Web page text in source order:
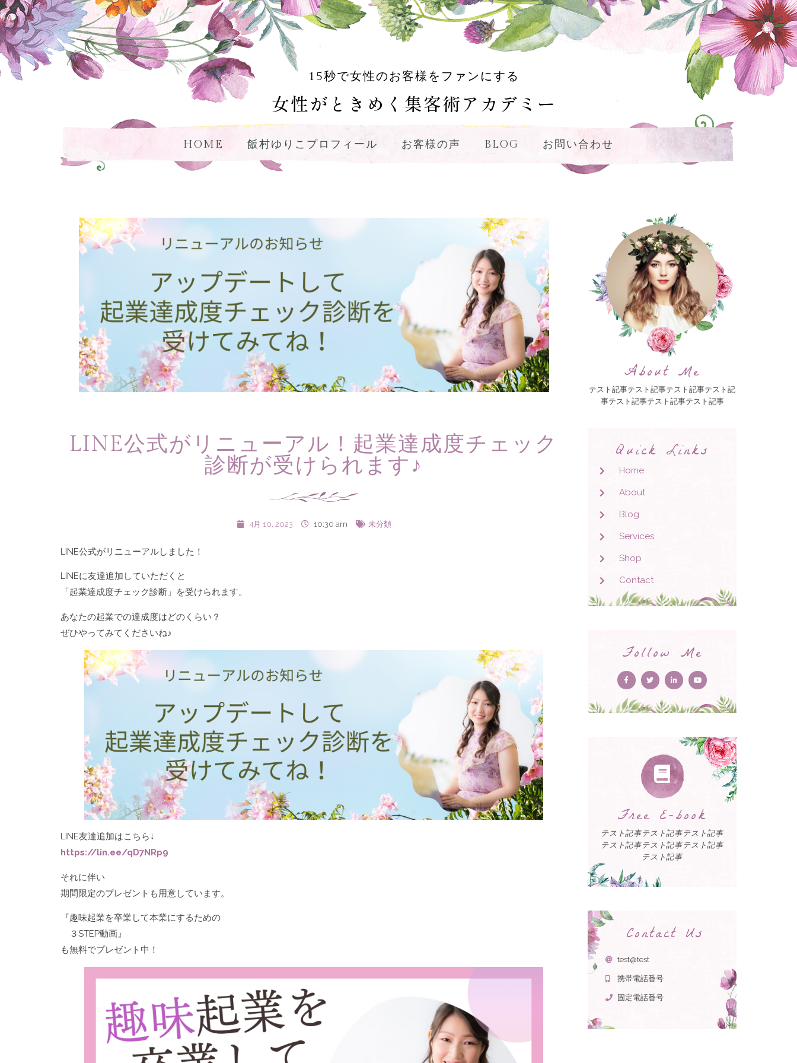
15秒で女性のお客様をファンにする
女性がときめく集客術アカデミー
HOME 飯村ゆりこプロフィール お客様の声 BLOG お問い合わせ
LINE公式がリニューアル！起業達成度チェック
診断が受けられます♪
4月 10, 2023 10:30 am 未分類
LINE公式がリニューアルしました！
LINEに友達追加していただくと
「起業達成度チェック診断」を受けられます。
あなたの起業での達成度はどのくらい？
ぜひやってみてくださいね♪
LINE友達追加はこちら↓
https://lin.ee/qD7NRp9
それに伴い
期間限定のプレゼントも用意しています。
『趣味起業を卒業して本業にするための
３STEP動画』
も無料でプレゼント中！
About Me
テスト記事テスト記事テスト記事テスト記
事テスト記事テスト記事テスト記事
Quick Links
Home
About
Blog
Services
Shop
Contact
Follow Me
Free E-book
テスト記事テスト記事テスト記事
テスト記事テスト記事テスト記事
テスト記事
Contact Us
test@test
携帯電話番号
固定電話番号